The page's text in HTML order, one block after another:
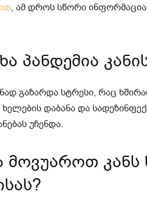
, ამ დროს სწორი
პანდემია
გაზარდა სტრესი, რაც
დაბანა და
უჩენდა.
კანს